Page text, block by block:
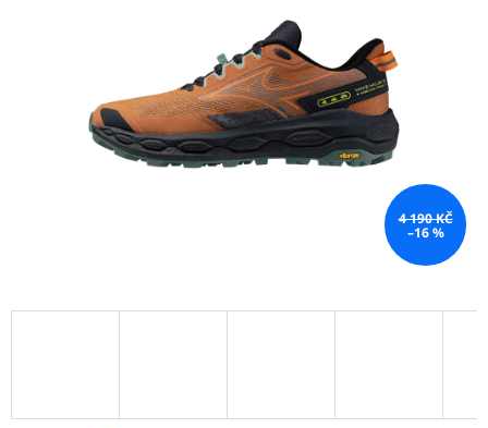
4 190 KČ
–16 %